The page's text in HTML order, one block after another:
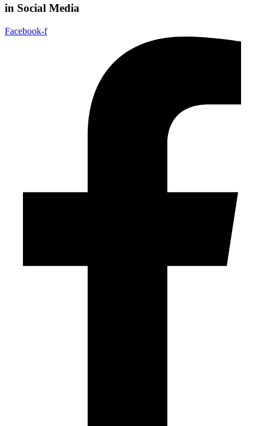
in Social Media
Facebook-f